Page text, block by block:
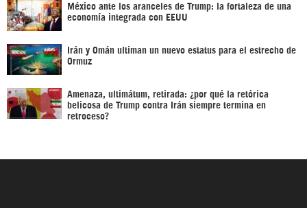
México ante los aranceles de Trump: la fortaleza de una
economía integrada con EEUU
Irán y Omán ultiman un nuevo estatus para el estrecho de
Ormuz
Amenaza, ultimátum, retirada: ¿por qué la retórica
belicosa de Trump contra Irán siempre termina en
retroceso?